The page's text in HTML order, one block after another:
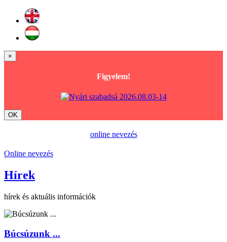
×
Figyelem!
OK
online nevezés
Online nevezés
Hírek
hírek és aktuális információk
Búcsúzunk ...